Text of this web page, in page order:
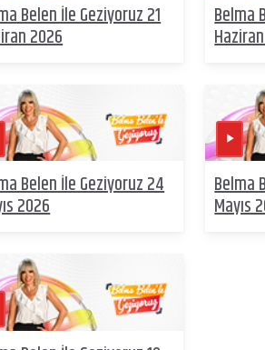
Belen İle Geziyoruz 21
2026
Belma
Belen İle Geziyoruz 24
2026
Belma
Mayıs